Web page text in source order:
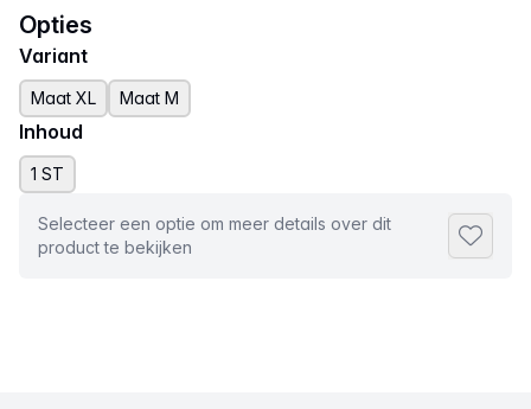
Opties
Variant
Maat XL Maat M
Inhoud
1 ST
Selecteer een optie om meer details over dit
product te bekijken